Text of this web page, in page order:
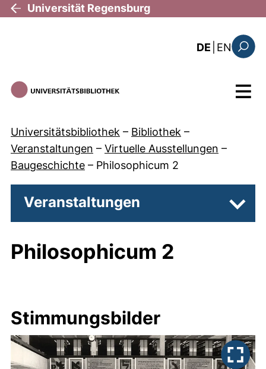
Direkt zum Inhalt
Universität Regensburg
DE EN: the
Menü
Universitätsbibliothek – Bibliothek –
Veranstaltungen – Virtuelle Ausstellungen –
Baugeschichte – Philosophicum 2
Veranstaltungen
Philosophicum 2
Stimmungsbilder